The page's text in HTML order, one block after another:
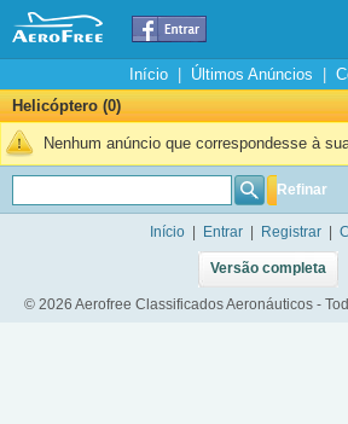
Início| Últimos Anúncios
Helicóptero (0)
Nenhum anúncio que correspondesse à
Refinar
Início Entrar Registrar
Versão completa
© 2026 Aerofree Classificados Aeronáuticos -